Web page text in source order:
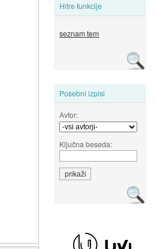
Hitre funkcije
seznam tem
Posebni izpisi
Avtor:
Ključna beseda: